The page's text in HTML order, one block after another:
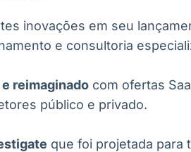
inovações em seu
e consultoria
reimaginado com ofertas
público e privado.
que foi projetada para